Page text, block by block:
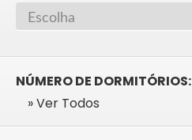
NÚMERO DE DORMITÓRIOS:
» Ver Todos